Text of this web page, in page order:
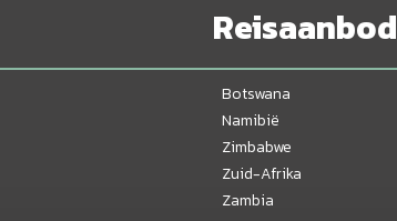
Reisaanbod
Botswana
Namibië
Zimbabwe
Zuid-Afrika
Zambia